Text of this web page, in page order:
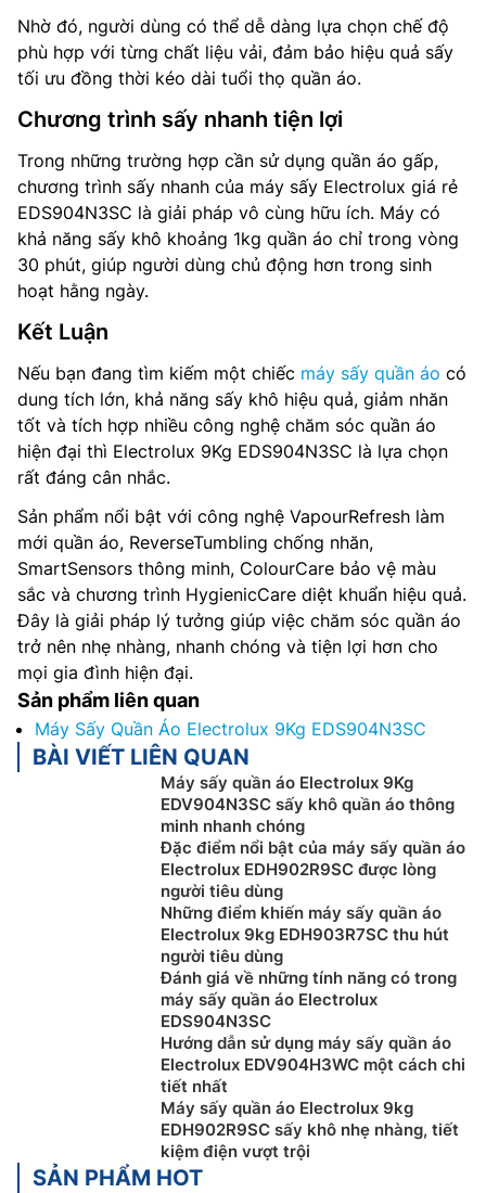
Nhờ đó, người dùng có thể dễ dàng lựa chọn chế độ
phù hợp với từng chất liệu vải, đảm bảo hiệu quả sấy
tối ưu đồng thời kéo dài tuổi thọ quần áo.
Chương trình sấy nhanh tiện lợi
Trong những trường hợp cần sử dụng quần áo gấp,
chương trình sấy nhanh của máy sấy Electrolux giá rẻ
EDS904N3SC là giải pháp vô cùng hữu ích. Máy có
khả năng sấy khô khoảng 1kg quần áo chỉ trong vòng
30 phút, giúp người dùng chủ động hơn trong sinh
hoạt hằng ngày.
Kết Luận
Nếu bạn đang tìm kiếm một chiếc máy sấy quần áo có
dung tích lớn, khả năng sấy khô hiệu quả, giảm nhăn
tốt và tích hợp nhiều công nghệ chăm sóc quần áo
hiện đại thì Electrolux 9Kg EDS904N3SC là lựa chọn
rất đáng cân nhắc.
Sản phẩm nổi bật với công nghệ VapourRefresh làm
mới quần áo, ReverseTumbling chống nhăn,
SmartSensors thông minh, ColourCare bảo vệ màu
sắc và chương trình HygienicCare diệt khuẩn hiệu quả.
Đây là giải pháp lý tưởng giúp việc chăm sóc quần áo
trở nên nhẹ nhàng, nhanh chóng và tiện lợi hơn cho
mọi gia đình hiện đại.
Sản phẩm liên quan
Máy Sấy Quần Áo Electrolux 9Kg EDS904N3SC
BÀI VIẾT LIÊN QUAN
Máy sấy quần áo Electrolux 9Kg
EDV904N3SC sấy khô quần áo thông
minh nhanh chóng
Đặc điểm nổi bật của máy sấy quần áo
Electrolux EDH902R9SC được lòng
người tiêu dùng
Những điểm khiến máy sấy quần áo
Electrolux 9kg EDH903R7SC thu hút
người tiêu dùng
Đánh giá về những tính năng có trong
máy sấy quần áo Electrolux
EDS904N3SC
Hướng dẫn sử dụng máy sấy quần áo
Electrolux EDV904H3WC một cách chi
tiết nhất
Máy sấy quần áo Electrolux 9kg
EDH902R9SC sấy khô nhẹ nhàng, tiết
kiệm điện vượt trội
SẢN PHẨM HOT